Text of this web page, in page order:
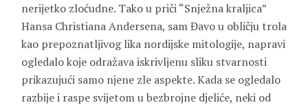
nerijetko zloćudne. Tako u priči “Snježna kraljica”
Hansa Christiana Andersena, sam Đavo u obličju trola
kao prepoznatljivog lika nordijske mitologije, napravi
ogledalo koje odražava iskrivljenu sliku stvarnosti
prikazujući samo njene zle aspekte. Kada se ogledalo
razbije i raspe svijetom u bezbrojne djeliće, neki od